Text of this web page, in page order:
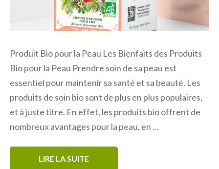
Produit Bio pour la Peau Les Bienfaits des Produits
Bio pour la Peau Prendre soin de sa peau est
essentiel pour maintenir sa santé et sa beauté. Les
produits de soin bio sont de plus en plus populaires,
et à juste titre. En effet, les produits bio offrent de
nombreux avantages pour la peau, en …
LIRE LA SUITE